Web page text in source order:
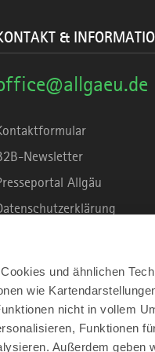
und ähnlichen
wie
nicht in vollem
Funktionen
Außerdem geben
&
Newsletter
Allgäu
Haltung zu